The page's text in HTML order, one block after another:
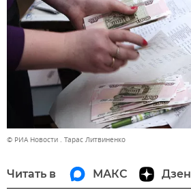
© РИА Новости . Тарас Литвиненко
Читать в МАКС Дзен